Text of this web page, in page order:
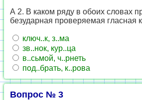
А 2. В каком ряду в обоих словах
безударная проверяемая гласная
ключ..к, з..ма
зв..нок, кур..ца
в..сьмой, ч..рнеть
под..брать, к..рова
Вопрос № 3